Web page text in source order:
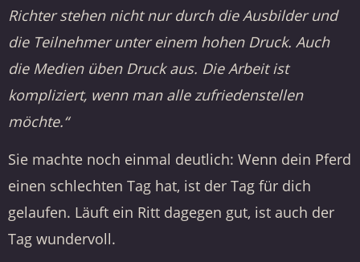
Richter stehen nicht nur durch die Ausbilder und
die Teilnehmer unter einem hohen Druck. Auch
die Medien üben Druck aus. Die Arbeit ist
kompliziert, wenn man alle zufriedenstellen
möchte.“
Sie machte noch einmal deutlich: Wenn dein Pferd
einen schlechten Tag hat, ist der Tag für dich
gelaufen. Läuft ein Ritt dagegen gut, ist auch der
Tag wundervoll.